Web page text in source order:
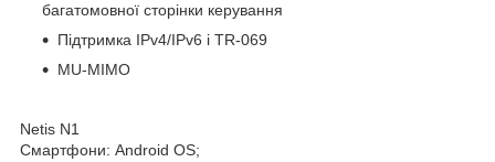
багатомовної сторінки керування
Підтримка IPv4/IPv6 і TR-069
MU-MIMO
Netis N1
Смартфони: Android OS;